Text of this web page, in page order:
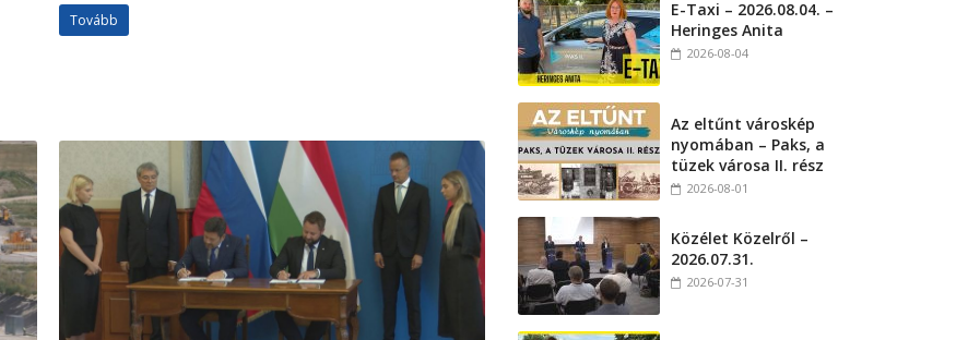
Tovább
E-Taxi – 2026.08.04. –
Heringes Anita
2026-08-04
Az eltűnt városkép
nyomában – Paks, a
tüzek városa II. rész
2026-08-01
Közélet Közelről –
2026.07.31.
2026-07-31